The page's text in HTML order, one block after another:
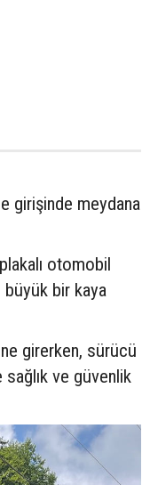
girişinde meydana
otomobil
bir kaya
girerken, sürücü
sağlık ve güvenlik